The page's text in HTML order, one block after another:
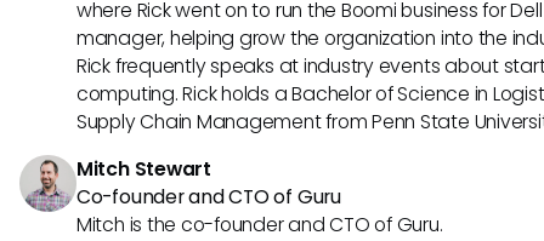
where Rick went on to run the Boomi business for
manager, helping grow the organization into the
Rick frequently speaks at industry events about
computing. Rick holds a Bachelor of Science in
Supply Chain Management from Penn State
Mitch Stewart
Co-founder and CTO of Guru
Mitch is the co-founder and CTO of Guru.